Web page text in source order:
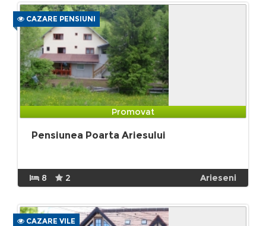
CAZARE PENSIUNI
Promovat
Pensiunea Poarta Ariesului
8 2 Arieseni
CAZARE VILE